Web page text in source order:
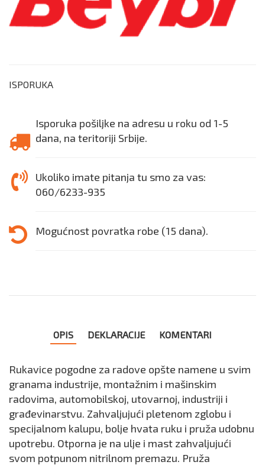
ISPORUKA
Isporuka pošiljke na adresu u roku od 1-5
dana, na teritoriji Srbije.
Ukoliko imate pitanja tu smo za vas:
060/6233-935
Mogućnost povratka robe (15 dana).
OPIS DEKLARACIJE KOMENTARI
Rukavice pogodne za radove opšte namene u svim
granama industrije, montažnim i mašinskim
radovima, automobilskoj, utovarnoj, industriji i
građevinarstvu. Zahvaljujući pletenom zglobu i
specijalnom kalupu, bolje hvata ruku i pruža udobnu
upotrebu. Otporna je na ulje i mast zahvaljujući
svom potpunom nitrilnom premazu. Pruža